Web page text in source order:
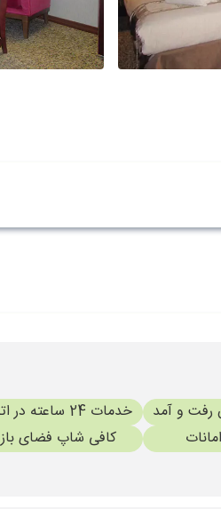
رفت و آمد خدمات 24 ساعته در اتاق
کافی شاپ فضای باز